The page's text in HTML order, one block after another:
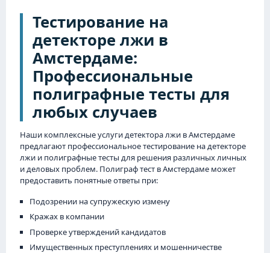
Тестирование на
детекторе лжи в
Амстердаме:
Профессиональные
полиграфные тесты для
любых случаев
Наши комплексные услуги детектора лжи в Амстердаме
предлагают профессиональное тестирование на детекторе
лжи и полиграфные тесты для решения различных личных
и деловых проблем. Полиграф тест в Амстердаме может
предоставить понятные ответы при:
Подозрении на супружескую измену
Кражах в компании
Проверке утверждений кандидатов
Имущественных преступлениях и мошенничестве